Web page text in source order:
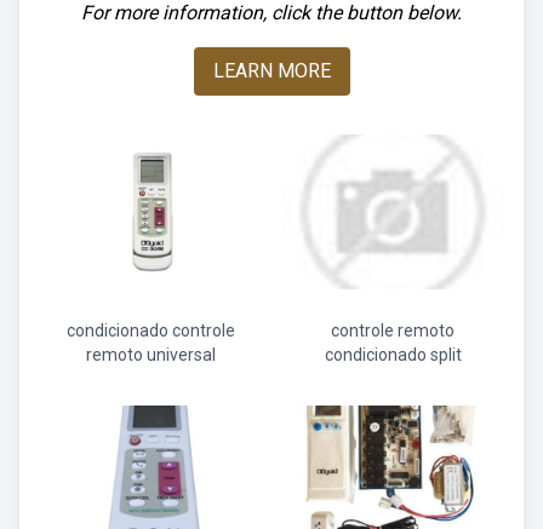
For more information, click the button below.
LEARN MORE
condicionado controle
remoto universal
controle remoto
condicionado split